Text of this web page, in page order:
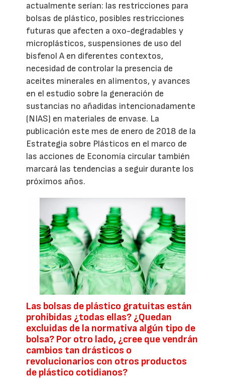
actualmente serían: las restricciones para
bolsas de plástico, posibles restricciones
futuras que afecten a oxo-degradables y
microplásticos, suspensiones de uso del
bisfenol A en diferentes contextos,
necesidad de controlar la presencia de
aceites minerales en alimentos, y avances
en el estudio sobre la generación de
sustancias no añadidas intencionadamente
(NIAS) en materiales de envase. La
publicación este mes de enero de 2018 de la
Estrategia sobre Plásticos en el marco de
las acciones de Economía circular también
marcará las tendencias a seguir durante los
próximos años.
Las bolsas de plástico gratuitas están
prohibidas ¿todas ellas? ¿Quedan
excluidas de la normativa algún tipo de
bolsa? Por otro lado, ¿cree que vendrán
cambios tan drásticos o
revolucionarios con otros productos
de plástico cotidianos?